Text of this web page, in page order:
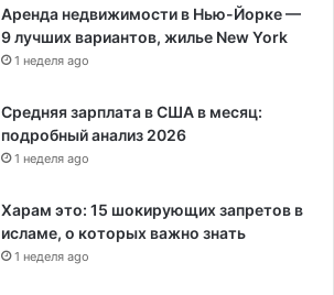
Аренда недвижимости в Нью-Йорке —
9 лучших вариантов, жилье New York
1 неделя ago
Средняя зарплата в США в месяц:
подробный анализ 2026
1 неделя ago
Харам это: 15 шокирующих запретов в
исламе, о которых важно знать
1 неделя ago